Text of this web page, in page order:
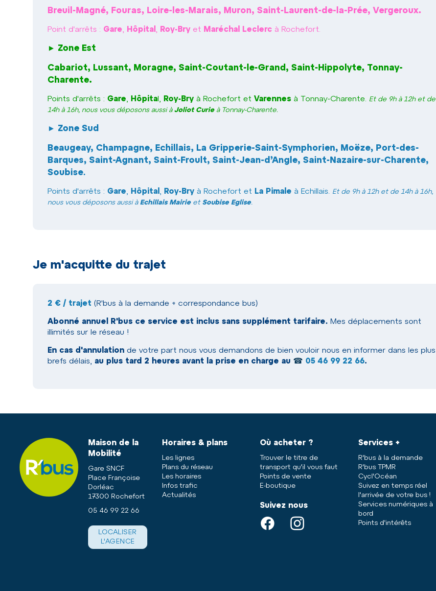
Breuil-Magné, Fouras, Loire-les-Marais, Muron, Saint-Laurent-de-la-Prée, Vergeroux.
Point d'arrêts : Gare, Hôpital , Roy-Bry et Maréchal Leclerc à Rochefort.
► Zone Est
Cabariot, Lussant, Moragne, Saint-Coutant-le-Grand, Saint-Hippolyte, Tonnay-
Charente.
Points d'arrêts : Gare, Hôpita l, Roy-Bryà Rochefort etVarennes à Tonnay-Charente. Et de 9h à 12h et de
14h à 16h, nous vous déposons aussi àJoliot Curieà Tonnay-Charente.
► Zone Sud
Beaugeay, Champagne, Echillais, La Gripperie-Saint-Symphorien, Moëze, Port-des-
Barques, Saint-Agnant, Saint-Froult, Saint-Jean-d’Angle, Saint-Nazaire-sur-Charente,
Soubise.
Points d'arrêts : Gare, Hôpital , Roy-Bry à Rochefort et La Pimale à Echillais. Et de 9h à 12h et de 14h à 16h,
nous vous déposons aussi àEchillais Mairieet Soubise Eglise.
Je m'acquitte du trajet
2 € / trajet (R'bus à la demande + correspondance bus)
Abonné annuel R'bus ce service est inclus sans supplément tarifaire. Mes déplacements sont
illimités sur le réseau !
En cas d'annulationde votre part nous vous demandons de bien vouloir nous en informer dans les plus
brefs délais, au plus tard 2 heures avant la prise en charge au ☎ 05 46 99 22 66.
Maison de la
Mobilité
Gare SNCF
Place Françoise
Dorléac
17300 Rochefort
05 46 99 22 66
LOCALISER
L'AGENCE
Horaires & plans
Les lignes
Plans du réseau
Les horaires
Infos trafic
Actualités
Où acheter ?
Trouver le titre de
transport qu'il vous faut
Points de vente
E-boutique
Suivez nous
Services +
R'bus à la demande
R'bus TPMR
Cycl'Océan
Suivez en temps réel
l'arrivée de votre bus !
Services numériques à
bord
Points d'intérêts